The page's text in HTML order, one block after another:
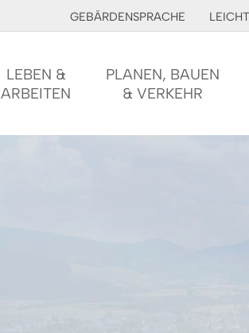
GEBÄRDENSPRACHE
LEBEN &
ARBEITEN
PLANEN, BAUEN
& VERKEHR